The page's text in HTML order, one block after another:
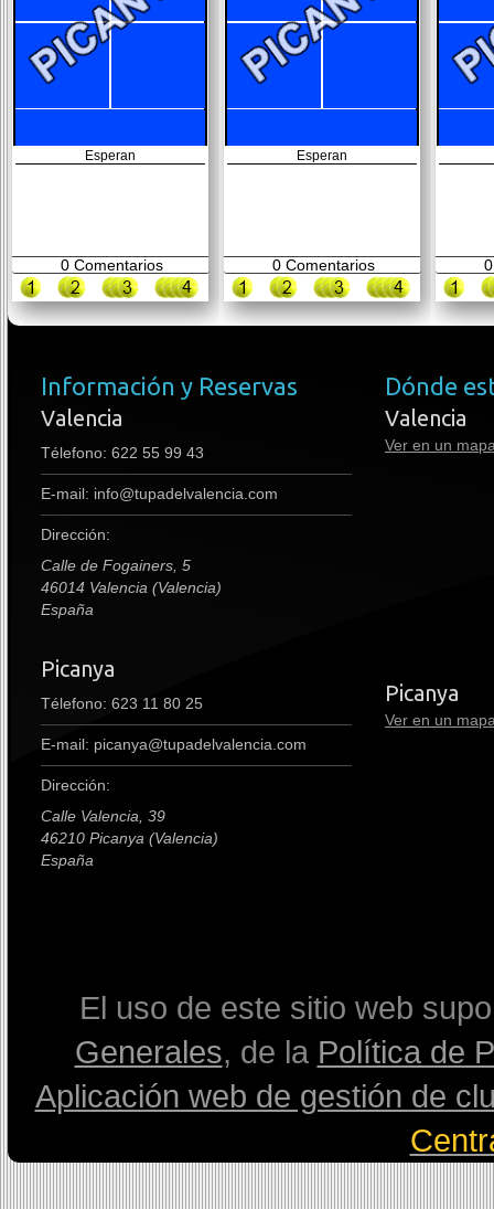
Esperan
0Comentarios
Esperan
0Comentarios 0
Información y Reservas
Valencia
Télefono: 622 55 99 43
E-mail: info@tupadelvalencia.com
Dirección:
Calle de Fogainers, 5
46014 Valencia (Valencia)
España
Picanya
Télefono: 623 11 80 25
E-mail: picanya@tupadelvalencia.com
Dirección:
Calle Valencia, 39
46210 Picanya (Valencia)
España
Dónde
Valencia
Ver en un
premium
Picanya
Ver en un
El uso de este sitio web
Generales, de la Política de
Aplicación web de gestión de